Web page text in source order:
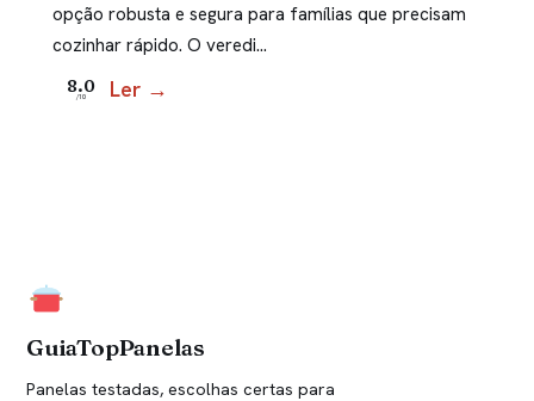
opção robusta e segura para famílias que precisam
cozinhar rápido. O veredi…
8.0
/10 Ler →
GuiaTopPanelas
Panelas testadas, escolhas certas para